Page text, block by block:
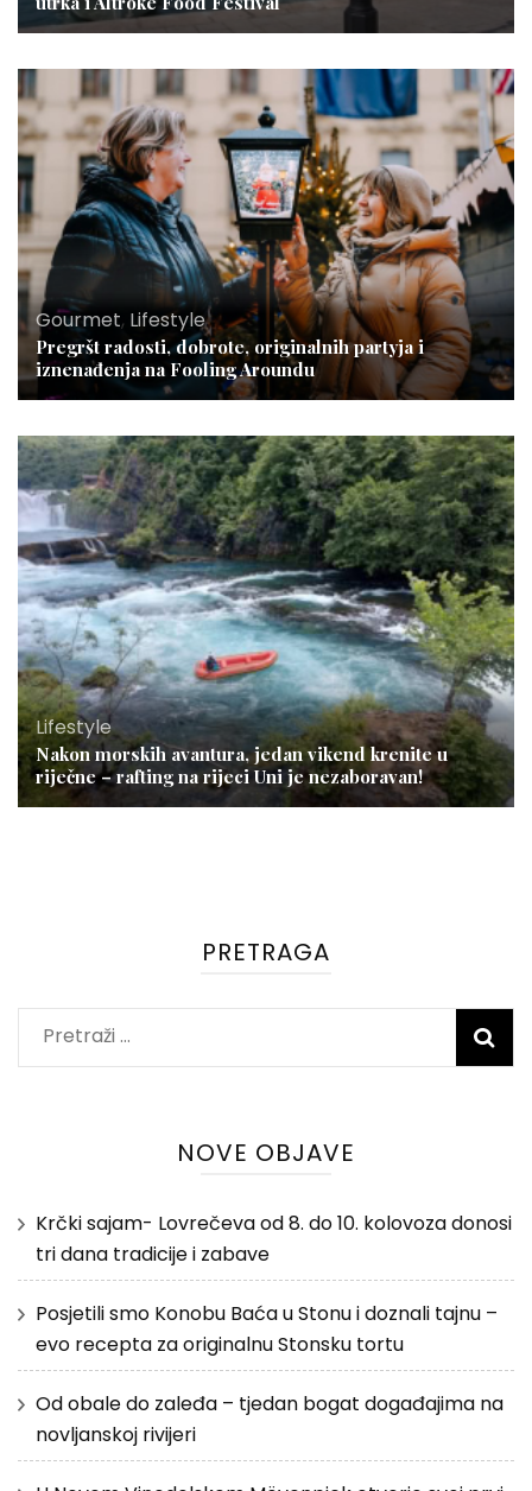
Gourmet, Lifestyle
Pregršt radosti, dobrote, originalnih partyja i
iznenađenja na Fooling Aroundu
Lifestyle
Nakon morskih avantura, jedan vikend krenite u
riječne – rafting na rijeci Uni je nezaboravan!
PRETRAGA
Pretraži:
NOVE OBJAVE
Krčki sajam- Lovrečeva od 8. do 10. kolovoza donosi
tri dana tradicije i zabave
Posjetili smo Konobu Baća u Stonu i doznali tajnu –
evo recepta za originalnu Stonsku tortu
Od obale do zaleđa – tjedan bogat događajima na
novljanskoj rivijeri